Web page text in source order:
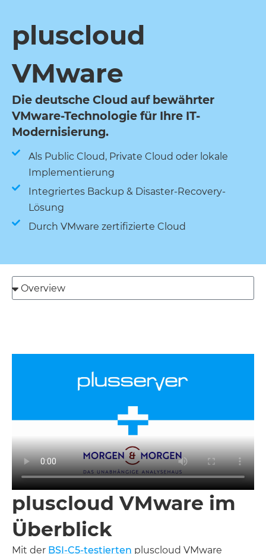
pluscloud
VMware
Die deutsche Cloud auf bewährter
VMware-Technologie für Ihre IT-
Modernisierung.
Als Public Cloud, Private Cloud oder lokale
Implementierung
Integriertes Backup & Disaster-Recovery-
Lösung
Durch VMware zertifizierte Cloud
pluscloud VMware im
Überblick​
Mit der BSI-C5-testierten pluscloud VMware